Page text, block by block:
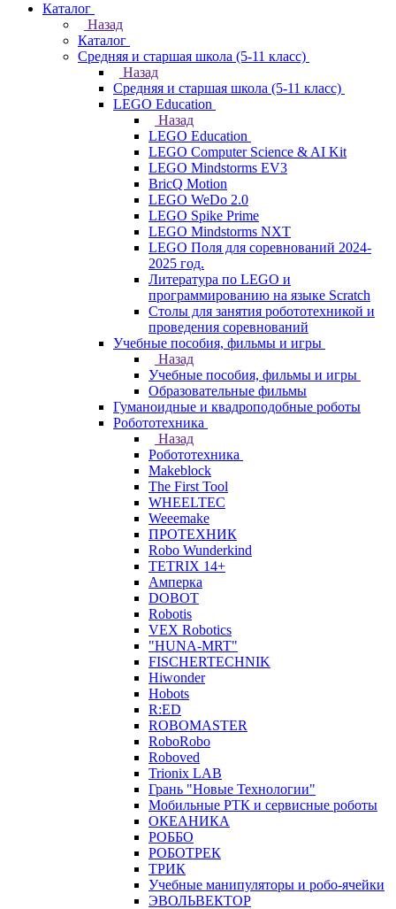
Каталог
Назад
Каталог
Средняя и старшая школа (5-11 класс)
Назад
Средняя и старшая школа (5-11 класс)
LEGO Education
Назад
LEGO Education
LEGO Computer Science & AI Kit
LEGO Mindstorms EV3
BricQ Motion
LEGO WeDo 2.0
LEGO Spike Prime
LEGO Mindstorms NXT
LEGO Поля для соревнований 2024-
2025 год.
Литература по LEGO и
программированию на языке Scratch
Столы для занятия робототехникой и
проведения соревнований
Учебные пособия, фильмы и игры
Назад
Учебные пособия, фильмы и игры
Образовательные фильмы
Гуманоидные и квадроподобные роботы
Робототехника
Назад
Робототехника
Makeblock
The First Tool
WHEELTEC
Weeemake
ПРОТЕХНИК
Robo Wunderkind
TETRIX 14+
Амперка
DOBOT
Robotis
VEX Robotics
"HUNA-MRT"
FISCHERTECHNIK
Hiwonder
Hobots
R:ED
ROBOMASTER
RoboRobo
Roboved
Trionix LAB
Грань "Новые Технологии"
Мобильные РТК и сервисные роботы
ОКЕАНИКА
РОББО
РОБОТРЕК
ТРИК
Учебные манипуляторы и робо-ячейки
ЭВОЛЬВЕКТОР